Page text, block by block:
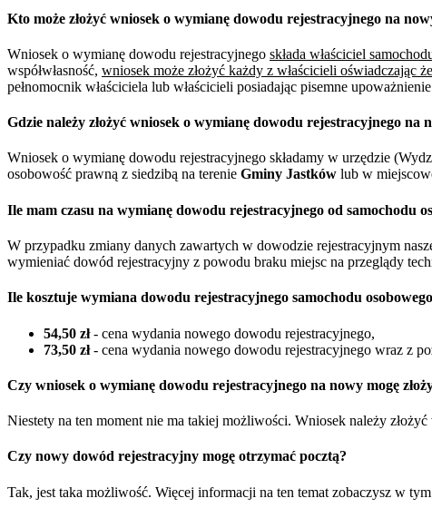
Kto może złożyć wniosek o wymianę dowodu rejestracyjnego na
Wniosek o wymianę dowodu rejestracyjnego składa właściciel
współwłasność, wniosek może złożyć każdy z właścicieli oświadczając
pełnomocnik właściciela lub właścicieli posiadając pisemne
Gdzie należy złożyć wniosek o wymianę dowodu rejestracyjnego na
Wniosek o wymianę dowodu rejestracyjnego składamy w urzędzie
osobowość prawną z siedzibą na terenie Gminy Jastków lub w
Ile mam czasu na wymianę dowodu rejestracyjnego od samochodu
W przypadku zmiany danych zawartych w dowodzie rejestracyjnym
wymieniać dowód rejestracyjny z powodu braku miejsc na przeglądy
Ile kosztuje wymiana dowodu rejestracyjnego samochodu
54,50 zł- cena wydania nowego dowodu rejestracyjnego,
73,50 zł- cena wydania nowego dowodu rejestracyjnego wraz z
Czy wniosek o wymianę dowodu rejestracyjnego na nowy mogę
Niestety na ten moment nie ma takiej możliwości. Wniosek należy
Czy nowy dowód rejestracyjny mogę otrzymać pocztą?
Tak, jest taka możliwość. Więcej informacji na ten temat zobaczysz w